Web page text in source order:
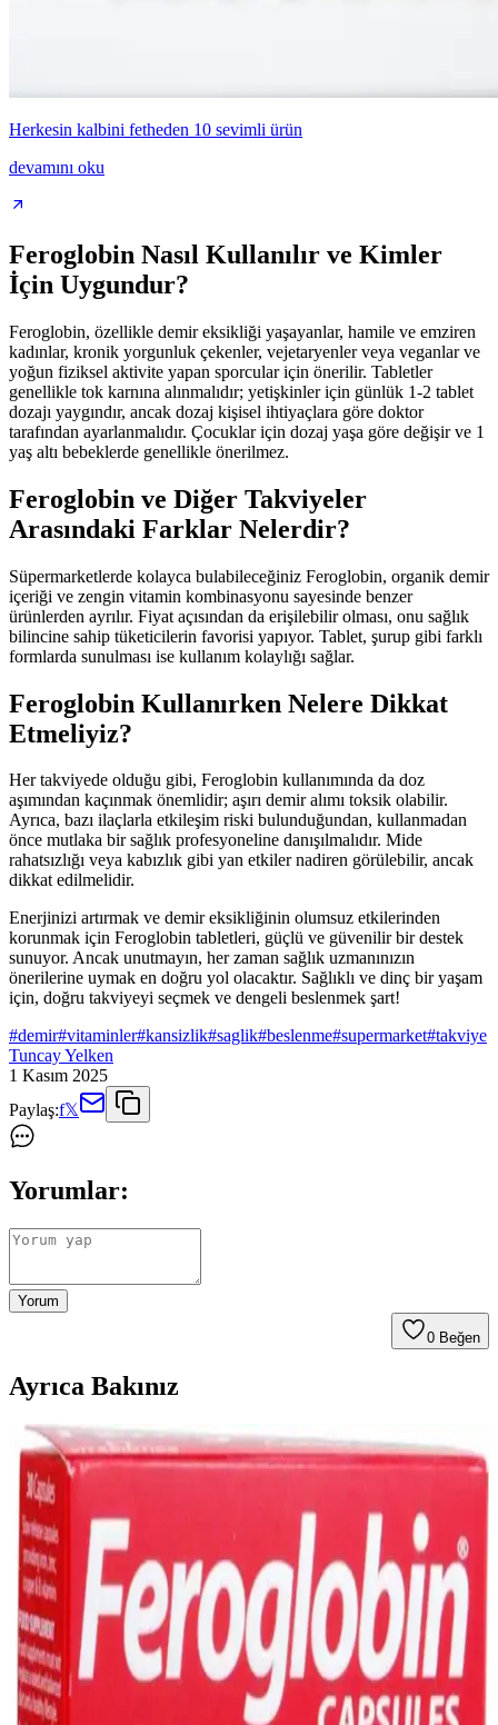
Herkesin kalbini fetheden 10 sevimli ürün
devamını oku
Feroglobin Nasıl Kullanılır ve Kimler
İçin Uygundur?
Feroglobin, özellikle demir eksikliği yaşayanlar, hamile ve emziren
kadınlar, kronik yorgunluk çekenler, vejetaryenler veya veganlar ve
yoğun fiziksel aktivite yapan sporcular için önerilir. Tabletler
genellikle tok karnına alınmalıdır; yetişkinler için günlük 1-2 tablet
dozajı yaygındır, ancak dozaj kişisel ihtiyaçlara göre doktor
tarafından ayarlanmalıdır. Çocuklar için dozaj yaşa göre değişir ve 1
yaş altı bebeklerde genellikle önerilmez.
Feroglobin ve Diğer Takviyeler
Arasındaki Farklar Nelerdir?
Süpermarketlerde kolayca bulabileceğiniz Feroglobin, organik demir
içeriği ve zengin vitamin kombinasyonu sayesinde benzer
ürünlerden ayrılır. Fiyat açısından da erişilebilir olması, onu sağlık
bilincine sahip tüketicilerin favorisi yapıyor. Tablet, şurup gibi farklı
formlarda sunulması ise kullanım kolaylığı sağlar.
Feroglobin Kullanırken Nelere Dikkat
Etmeliyiz?
Her takviyede olduğu gibi, Feroglobin kullanımında da doz
aşımından kaçınmak önemlidir; aşırı demir alımı toksik olabilir.
Ayrıca, bazı ilaçlarla etkileşim riski bulunduğundan, kullanmadan
önce mutlaka bir sağlık profesyoneline danışılmalıdır. Mide
rahatsızlığı veya kabızlık gibi yan etkiler nadiren görülebilir, ancak
dikkat edilmelidir.
Enerjinizi artırmak ve demir eksikliğinin olumsuz etkilerinden
korunmak için Feroglobin tabletleri, güçlü ve güvenilir bir destek
sunuyor. Ancak unutmayın, her zaman sağlık uzmanınızın
önerilerine uymak en doğru yol olacaktır. Sağlıklı ve dinç bir yaşam
için, doğru takviyeyi seçmek ve dengeli beslenmek şart!
#demir#vitaminler#kansizlik#saglik#beslenme#supermarket#takviye
Tuncay Yelken
1 Kasım 2025
Paylaş:f𝕏
Yorumlar:
Yorum
0 Beğen
Ayrıca Bakınız
Demir Takviyesi Seçimi ve Kullanımı: Sağlıklı Kan
ve Oksijen Taşımada Temel Rol
Demir takviyesi, demir eksikliği ve anemiye karşı etkili olup, doğru
ürün seçimi ve kullanım önemli. Uzman önerileriyle sağlıklı yaşam
için demir seviyelerini düzenleyin.
Pirzola Besin Değeri ve Sağlık Üzerindeki Faydaları
Hakkında Detaylı Bilgi
Pirzola, yüksek protein ve demir içeriğiyle kas gelişimini destekler,
sağlıklı pişirme yöntemleriyle tüketildiğinde beslenmeye değer
katarken, dengeli ve kontrollü tüketim önemlidir.